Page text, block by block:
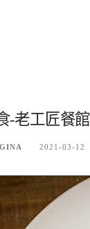
-老工匠餐
2021-03-12